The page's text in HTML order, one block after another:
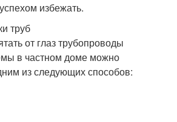
избежать.
труб
от глаз трубопроводы
в частном доме можно
из следующих способов: